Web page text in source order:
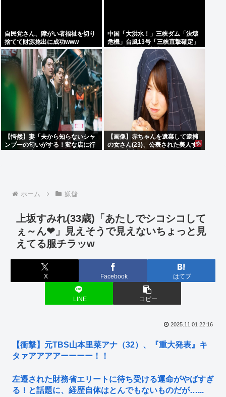
自民党さん、障がい者福祉を切り
捨てて財源捻出に成功www
中国「大洪水！」三峡ダム「決壊
危機」台風13号「三峡直撃確定」
日本「最も強い勢力で接近！（伊
勢湾台風級」台風13号と15号「中
国本土でぶつかり合う（前代未
【愕然】妻「夫から知らないシャ
ンプーの匂いがする！変な店に行
【画像】赤ちゃんを遺棄して逮捕
の女さん(23)、公表された美人す
ホーム 嫌儲
上坂すみれ(33歳)「あたしでシコシコして
ぇ～ん❤」見えそうで見えないちょっと見
えてる服チラッw
X Facebook はてブ
LINE コピー
2025.11.01 22:16
【衝撃】元TBS山本里菜アナ（32）、『重大発表』キ
タァアアアアーーーー！！
左遷された財務省エリートに待ち受ける運命がやばすぎ
る！と話題に、経歴自体はとんでもないものだが…...